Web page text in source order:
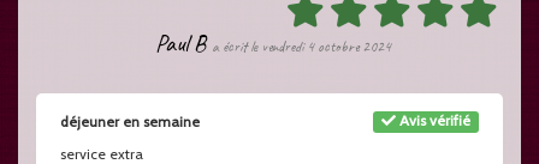
Paul B a écrit le vendredi 4 octobre 2024
Avis vérifié
déjeuner en semaine
service extra